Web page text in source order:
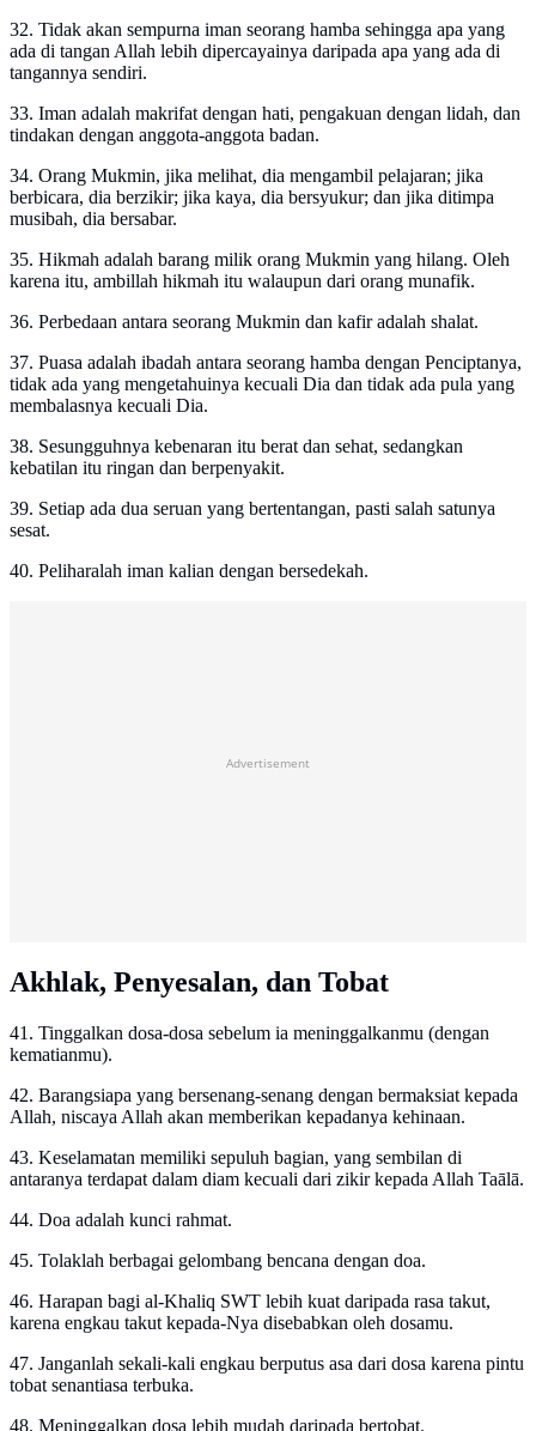
32. Tidak akan sempurna iman seorang hamba sehingga apa yang
ada di tangan Allah lebih dipercayainya daripada apa yang ada di
tangannya sendiri.
33. Iman adalah makrifat dengan hati, pengakuan dengan lidah, dan
tindakan dengan anggota-anggota badan.
34. Orang Mukmin, jika melihat, dia mengambil pelajaran; jika
berbicara, dia berzikir; jika kaya, dia bersyukur; dan jika ditimpa
musibah, dia bersabar.
35. Hikmah adalah barang milik orang Mukmin yang hilang. Oleh
karena itu, ambillah hikmah itu walaupun dari orang munafik.
36. Perbedaan antara seorang Mukmin dan kafir adalah shalat.
37. Puasa adalah ibadah antara seorang hamba dengan Penciptanya,
tidak ada yang mengetahuinya kecuali Dia dan tidak ada pula yang
membalasnya kecuali Dia.
38. Sesungguhnya kebenaran itu berat dan sehat, sedangkan
kebatilan itu ringan dan berpenyakit.
39. Setiap ada dua seruan yang bertentangan, pasti salah satunya
sesat.
40. Peliharalah iman kalian dengan bersedekah.
Advertisement
Akhlak, Penyesalan, dan Tobat
41. Tinggalkan dosa-dosa sebelum ia meninggalkanmu (dengan
kematianmu).
42. Barangsiapa yang bersenang-senang dengan bermaksiat kepada
Allah, niscaya Allah akan memberikan kepadanya kehinaan.
43. Keselamatan memiliki sepuluh bagian, yang sembilan di
antaranya terdapat dalam diam kecuali dari zikir kepada Allah Taālā.
44. Doa adalah kunci rahmat.
45. Tolaklah berbagai gelombang bencana dengan doa.
46. Harapan bagi al-Khaliq SWT lebih kuat daripada rasa takut,
karena engkau takut kepada-Nya disebabkan oleh dosamu.
47. Janganlah sekali-kali engkau berputus asa dari dosa karena pintu
tobat senantiasa terbuka.
48. Meninggalkan dosa lebih mudah daripada bertobat.